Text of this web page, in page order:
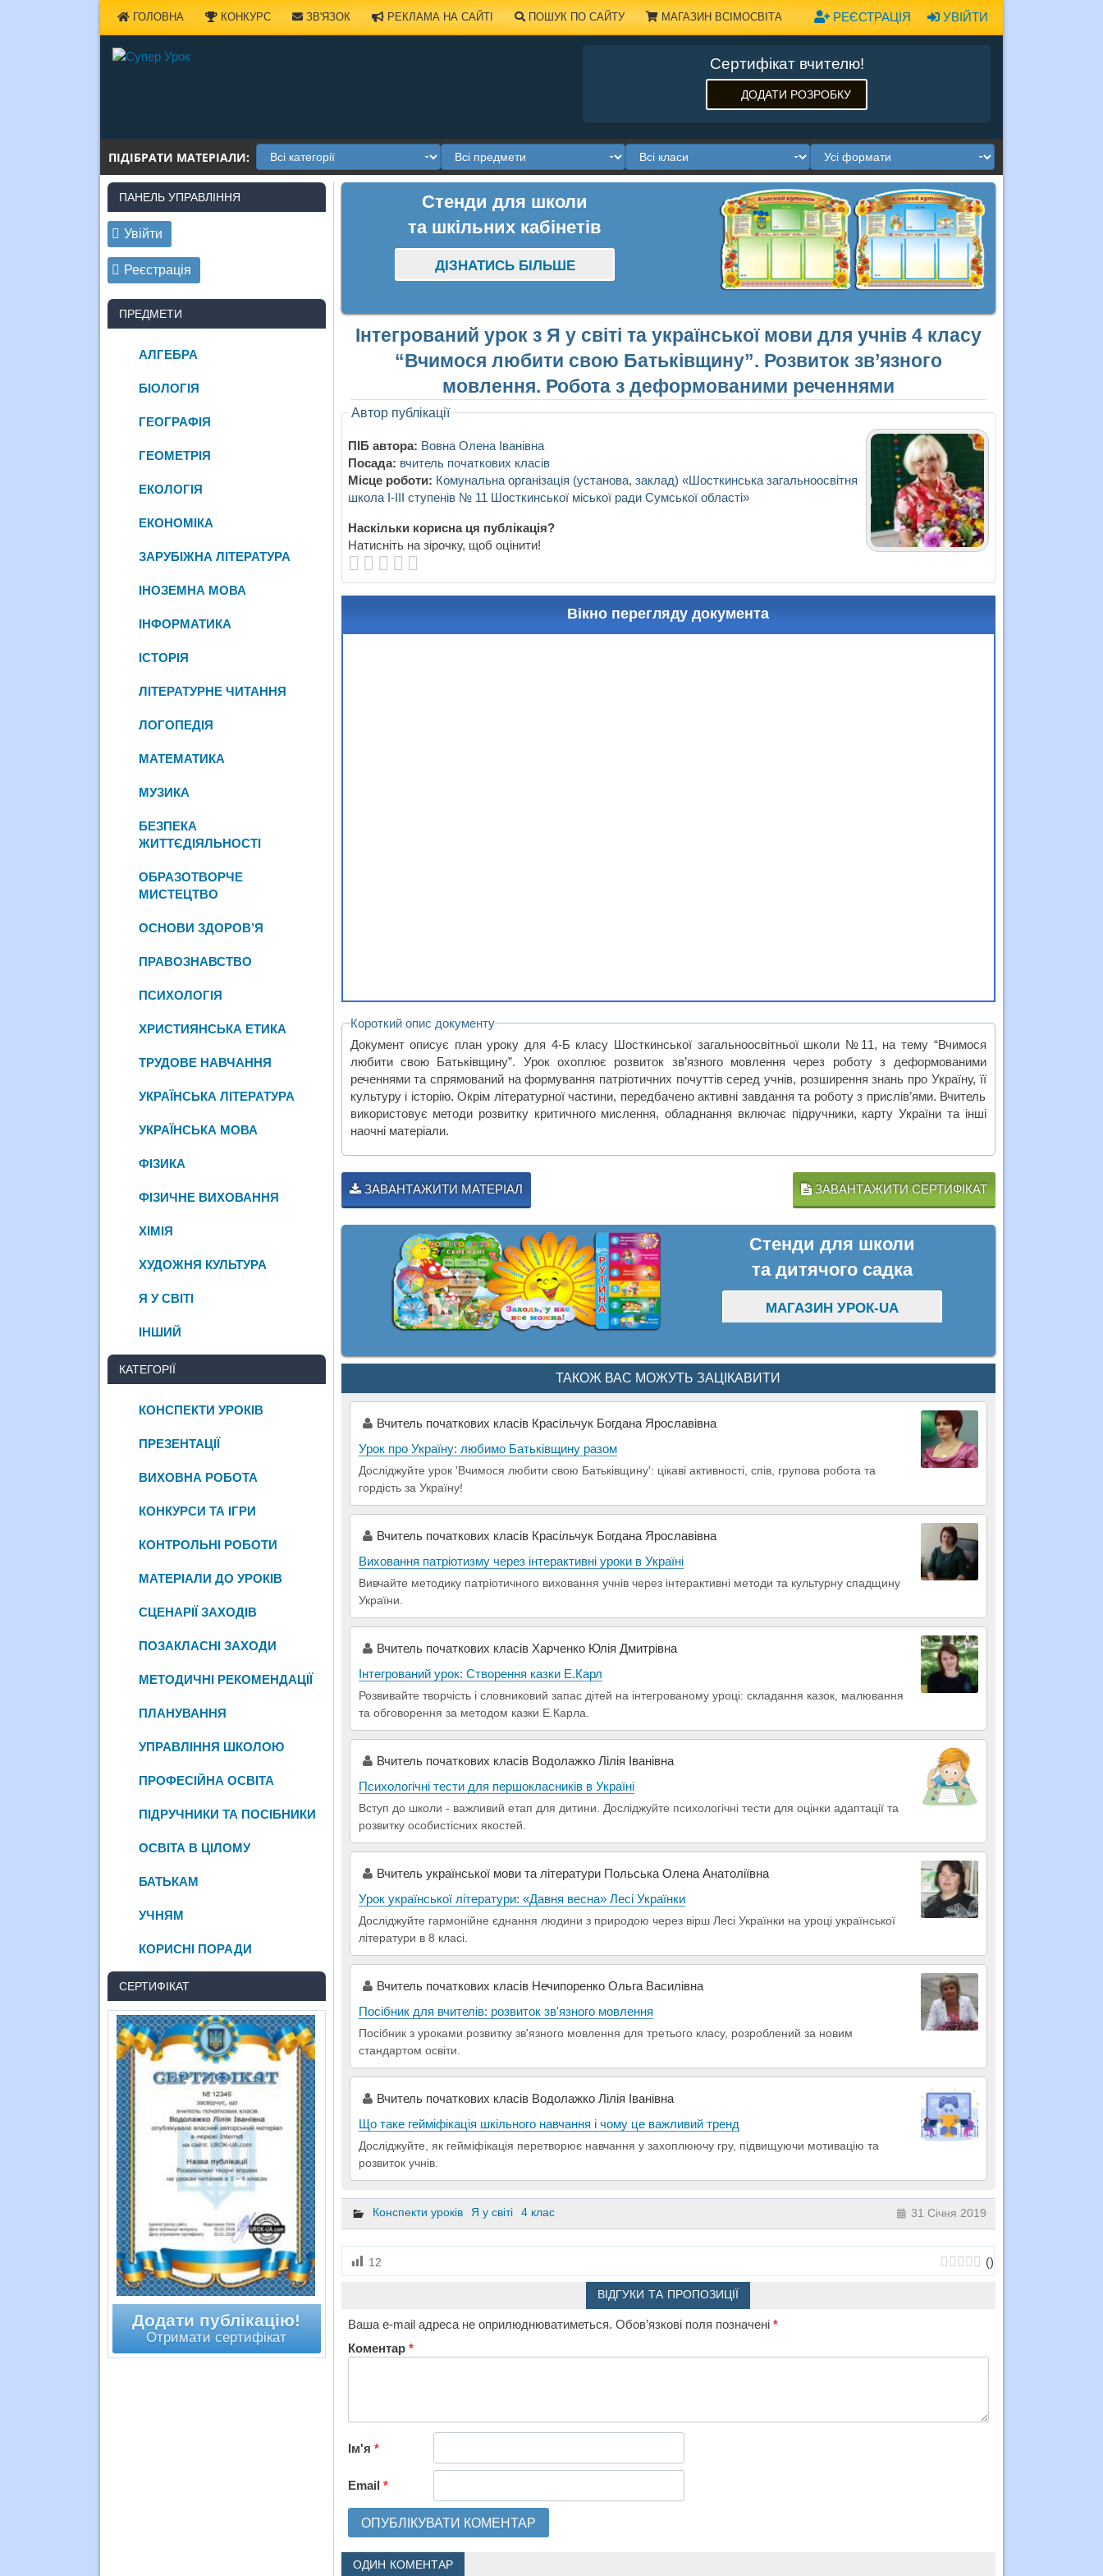
УВІЙТИ
РЕЄСТРАЦІЯ
ГОЛОВНА КОНКУРС ЗВ'ЯЗОК РЕКЛАМА НА САЙТІ ПОШУК ПО САЙТУ МАГАЗИН ВСІМОСВІТА
Сертифікат вчителю!
ДОДАТИ РОЗРОБКУ
ПІДІБРАТИ МАТЕРІАЛИ:
Стенди для школи
та шкільних кабінетів
ДІЗНАТИСЬ БІЛЬШЕ
Інтегрований урок з Я у світі та української мови для учнів 4 класу
“Вчимося любити свою Батьківщину”. Розвиток зв’язного
мовлення. Робота з деформованими реченнями
Автор публікації
ПІБ автора: Вовна Олена Іванівна
Посада: вчитель початкових класів
Місце роботи: Комунальна організація (установа, заклад) «Шосткинська загальноосвітня
школа I-III ступенів № 11 Шосткинської міської ради Сумської області»
Наскільки корисна ця публікація?
Натисніть на зірочку, щоб оцінити!
Вікно перегляду документа
Короткий опис документу
Документ описує план уроку для 4-Б класу Шосткинської загальноосвітньої школи №11, на тему “Вчимося
любити свою Батьківщину”. Урок охоплює розвиток зв’язного мовлення через роботу з деформованими
реченнями та спрямований на формування патріотичних почуттів серед учнів, розширення знань про Україну, її
культуру і історію. Окрім літературної частини, передбачено активні завдання та роботу з прислів’ями. Вчитель
використовує методи розвитку критичного мислення, обладнання включає підручники, карту України та інші
наочні матеріали.
ЗАВАНТАЖИТИ МАТЕРІАЛ ЗАВАНТАЖИТИ СЕРТИФІКАТ
Стенди для школи
та дитячого садка
МАГАЗИН УРОК-UA
ТАКОЖ ВАС МОЖУТЬ ЗАЦІКАВИТИ
Вчитель початкових класів Красільчук Богдана Ярославівна
Урок про Україну: любимо Батьківщину разом
Досліджуйте урок 'Вчимося любити свою Батьківщину': цікаві активності, спів, групова робота та
гордість за Україну!
Вчитель початкових класів Красільчук Богдана Ярославівна
Виховання патріотизму через інтерактивні уроки в Україні
Вивчайте методику патріотичного виховання учнів через інтерактивні методи та культурну спадщину
України.
Вчитель початкових класів Харченко Юлія Дмитрівна
Інтегрований урок: Створення казки Е.Карл
Розвивайте творчість і словниковий запас дітей на інтегрованому уроці: складання казок, малювання
та обговорення за методом казки Е.Карла.
Вчитель початкових класів Водолажко Лілія Іванівна
Психологічні тести для першокласників в Україні
Вступ до школи - важливий етап для дитини. Досліджуйте психологічні тести для оцінки адаптації та
розвитку особистісних якостей.
Вчитель української мови та літератури Польська Олена Анатоліївна
Урок української літератури: «Давня весна» Лесі Українки
Досліджуйте гармонійне єднання людини з природою через вірш Лесі Українки на уроці української
літератури в 8 класі.
Вчитель початкових класів Нечипоренко Ольга Василівна
Посібник для вчителів: розвиток зв'язного мовлення
Посібник з уроками розвитку зв'язного мовлення для третього класу, розроблений за новим
стандартом освіти.
Вчитель початкових класів Водолажко Лілія Іванівна
Що таке гейміфікація шкільного навчання і чому це важливий тренд
Досліджуйте, як гейміфікація перетворює навчання у захоплюючу гру, підвищуючи мотивацію та
розвиток учнів.
Конспекти уроків Я у світі 4 клас 31 Січня 2019
12 ()
ВІДГУКИ ТА ПРОПОЗИЦІЇ
Ваша e-mail адреса не оприлюднюватиметься. Обов’язкові поля позначені *
Коментар *
Ім'я *
Email *
ОДИН КОМЕНТАР
ПАНЕЛЬ УПРАВЛІННЯ
Увійти
Реєстрація
ПРЕДМЕТИ
АЛГЕБРА
БІОЛОГІЯ
ГЕОГРАФІЯ
ГЕОМЕТРІЯ
ЕКОЛОГІЯ
ЕКОНОМІКА
ЗАРУБІЖНА ЛІТЕРАТУРА
ІНОЗЕМНА МОВА
ІНФОРМАТИКА
ІСТОРІЯ
ЛІТЕРАТУРНЕ ЧИТАННЯ
ЛОГОПЕДІЯ
МАТЕМАТИКА
МУЗИКА
БЕЗПЕКА
ЖИТТЄДІЯЛЬНОСТІ
ОБРАЗОТВОРЧЕ
МИСТЕЦТВО
ОСНОВИ ЗДОРОВ’Я
ПРАВОЗНАВСТВО
ПСИХОЛОГІЯ
ХРИСТИЯНСЬКА ЕТИКА
ТРУДОВЕ НАВЧАННЯ
УКРАЇНСЬКА ЛІТЕРАТУРА
УКРАЇНСЬКА МОВА
ФІЗИКА
ФІЗИЧНЕ ВИХОВАННЯ
ХІМІЯ
ХУДОЖНЯ КУЛЬТУРА
Я У СВІТІ
ІНШИЙ
КАТЕГОРІЇ
КОНСПЕКТИ УРОКІВ
ПРЕЗЕНТАЦІЇ
ВИХОВНА РОБОТА
КОНКУРСИ ТА ІГРИ
КОНТРОЛЬНІ РОБОТИ
МАТЕРІАЛИ ДО УРОКІВ
СЦЕНАРІЇ ЗАХОДІВ
ПОЗАКЛАСНІ ЗАХОДИ
МЕТОДИЧНІ РЕКОМЕНДАЦІЇ
ПЛАНУВАННЯ
УПРАВЛІННЯ ШКОЛОЮ
ПРОФЕСІЙНА ОСВІТА
ПІДРУЧНИКИ ТА ПОСІБНИКИ
ОСВІТА В ЦІЛОМУ
БАТЬКАМ
УЧНЯМ
КОРИСНІ ПОРАДИ
СЕРТИФІКАТ
Додати публікацію!
Отримати сертифікат